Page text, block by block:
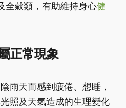
全穀類，有助維持身心健
正常現象
雨天而感到疲倦、想睡，
照及天氣造成的生理變化